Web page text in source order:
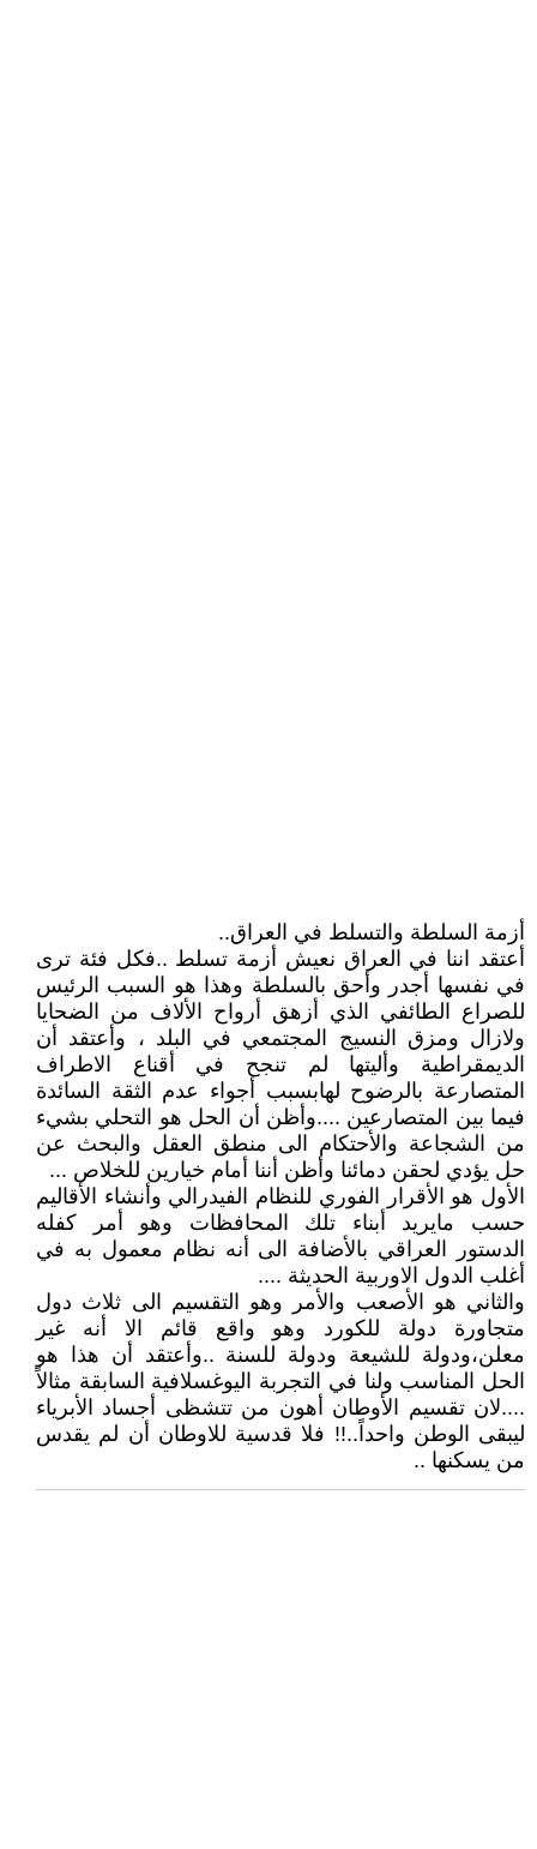
أزمة السلطة والتسلط في العراق..
أعتقد اننا في العراق نعيش أزمة تسلط ..فكل فئة ترى
في نفسها أجدر وأحق بالسلطة وهذا هو السبب الرئيس
للصراع الطائفي الذي أزهق أرواح الألاف من الضحايا
ولازال ومزق النسيج المجتمعي في البلد ، وأعتقد أن
الديمقراطية وأليتها لم تنجح في أقناع الاطراف
المتصارعة بالرضوح لهابسبب أجواء عدم الثقة السائدة
فيما بين المتصارعين ....وأظن أن الحل هو التحلي بشيء
من الشجاعة والأحتكام الى منطق العقل والبحث عن
حل يؤدي لحقن دمائنا وأظن أننا أمام خيارين للخلاص ...
الأول هو الأقرار الفوري للنظام الفيدرالي وأنشاء الأقاليم
حسب مايريد أبناء تلك المحافظات وهو أمر كفله
الدستور العراقي بالأضافة الى أنه نظام معمول به في
أغلب الدول الاوربية الحديثة ....
والثاني هو الأصعب والأمر وهو التقسيم الى ثلاث دول
متجاورة دولة للكورد وهو واقع قائم الا أنه غير
معلن،ودولة للشيعة ودولة للسنة ..وأعتقد أن هذا هو
الحل المناسب ولنا في التجربة اليوغسلافية السابقة مثالاً
....لان تقسيم الأوطان أهون من تتشظى أجساد الأبرياء
ليبقى الوطن واحداً..!! فلا قدسية للاوطان أن لم يقدس
من يسكنها ..